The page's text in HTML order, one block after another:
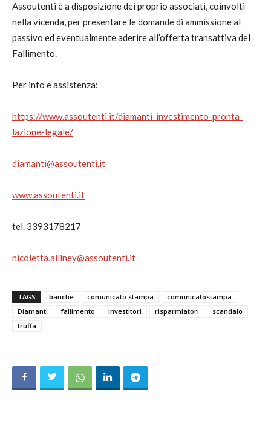
Assoutenti è a disposizione dei proprio associati, coinvolti
nella vicenda, per presentare le domande di ammissione al
passivo ed eventualmente aderire all’offerta transattiva del
Fallimento.
Per info e assistenza:
https://www.assoutenti.it/diamanti-investimento-pronta-
lazione-legale/
diamanti@assoutenti.it
www.assoutenti.it
tel. 3393178217
nicoletta.alliney@assoutenti.it
TAGS banche comunicato stampa
comunicatostampa
Diamanti
fallimento investitori risparmiatori
scandalo
truffa